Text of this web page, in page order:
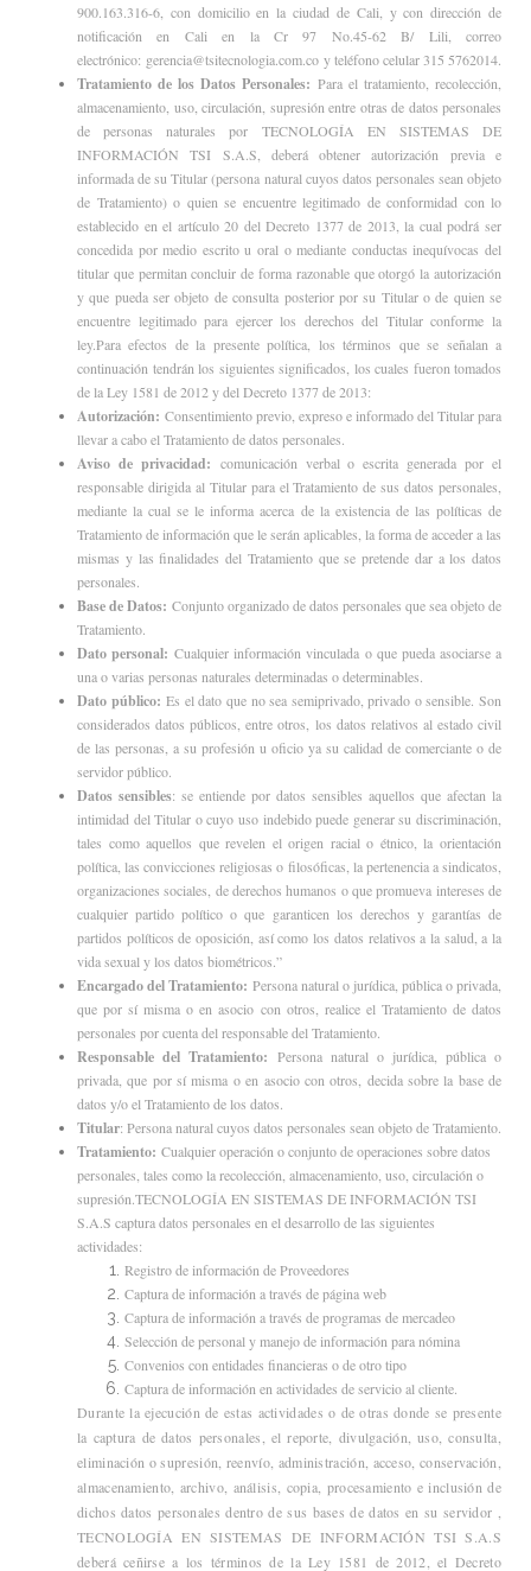
900.163.316-6, con domicilio en la ciudad de Cali, y con dirección de
notificación en Cali en la Cr 97 No.45-62 B/ Lili, correo
electrónico: gerencia@tsitecnologia.com.co y teléfono celular 315 5762014.
Tratamiento de los Datos Personales: Para el tratamiento, recolección,
almacenamiento, uso, circulación, supresión entre otras de datos personales
de personas naturales por TECNOLOGÍA EN SISTEMAS DE
INFORMACIÓN TSI S.A.S, deberá obtener autorización previa e
informada de su Titular (persona natural cuyos datos personales sean objeto
de Tratamiento) o quien se encuentre legitimado de conformidad con lo
establecido en el artículo 20 del Decreto 1377 de 2013, la cual podrá ser
concedida por medio escrito u oral o mediante conductas inequívocas del
titular que permitan concluir de forma razonable que otorgó la autorización
y que pueda ser objeto de consulta posterior por su Titular o de quien se
encuentre legitimado para ejercer los derechos del Titular conforme la
ley.Para efectos de la presente política, los términos que se señalan a
continuación tendrán los siguientes significados, los cuales fueron tomados
de la Ley 1581 de 2012 y del Decreto 1377 de 2013:
Autorización: Consentimiento previo, expreso e informado del Titular para
llevar a cabo el Tratamiento de datos personales.
Aviso de privacidad: comunicación verbal o escrita generada por el
responsable dirigida al Titular para el Tratamiento de sus datos personales,
mediante la cual se le informa acerca de la existencia de las políticas de
Tratamiento de información que le serán aplicables, la forma de acceder a las
mismas y las finalidades del Tratamiento que se pretende dar a los datos
personales.
Base de Datos: Conjunto organizado de datos personales que sea objeto de
Tratamiento.
Dato personal:Cualquier información vinculada o que pueda asociarse a
una o varias personas naturales determinadas o determinables.
Dato público:Es el dato que no sea semiprivado, privado o sensible. Son
considerados datos públicos, entre otros, los datos relativos al estado civil
de las personas, a su profesión u oficio ya su calidad de comerciante o de
servidor público.
Datos sensibles: se entiende por datos sensibles aquellos que afectan la
intimidad del Titular o cuyo uso indebido puede generar su discriminación,
tales como aquellos que revelen el origen racial o étnico, la orientación
política, las convicciones religiosas o filosóficas, la pertenencia a sindicatos,
organizaciones sociales, de derechos humanos o que promueva intereses de
cualquier partido político o que garanticen los derechos y garantías de
partidos políticos de oposición, así como los datos relativos a la salud, a la
vida sexual y los datos biométricos.”
Encargado del Tratamiento: Persona natural o jurídica, pública o privada,
que por sí misma o en asocio con otros, realice el Tratamiento de datos
personales por cuenta del responsable del Tratamiento.
Responsable del Tratamiento: Persona natural o jurídica, pública o
privada, que por sí misma o en asocio con otros, decida sobre la base de
datos y/o el Tratamiento de los datos.
Titular: Persona natural cuyos datos personales sean objeto de Tratamiento.
Tratamiento: Cualquier operación o conjunto de operaciones sobre datos
personales, tales como la recolección, almacenamiento, uso, circulación o
supresión.TECNOLOGÍA EN SISTEMAS DE INFORMACIÓN TSI
S.A.S captura datos personales en el desarrollo de las siguientes
actividades:
Registro de información de Proveedores
Captura de información a través de página web
Captura de información a través de programas de mercadeo
Selección de personal y manejo de información para nómina
Convenios con entidades financieras o de otro tipo
Captura de información en actividades de servicio al cliente.
Durante la ejecución de estas actividades o de otras donde se presente
la captura de datos personales, el reporte, divulgación, uso, consulta,
eliminación o supresión, reenvío, administración, acceso, conservación,
almacenamiento, archivo, análisis, copia, procesamiento e inclusión de
dichos datos personales dentro de sus bases de datos en su servidor ,
TECNOLOGÍA EN SISTEMAS DE INFORMACIÓN TSI S.A.S
deberá ceñirse a los términos de la Ley 1581 de 2012, el Decreto